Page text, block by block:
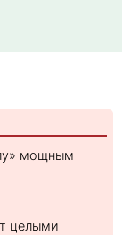
мощным
целыми